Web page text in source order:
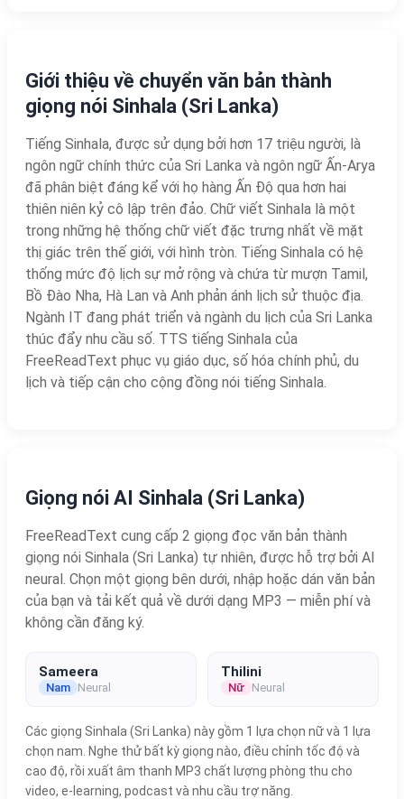
Giới thiệu về chuyển văn bản thành
giọng nói Sinhala (Sri Lanka)
Tiếng Sinhala, được sử dụng bởi hơn 17 triệu người, là
ngôn ngữ chính thức của Sri Lanka và ngôn ngữ Ấn-Arya
đã phân biệt đáng kể với họ hàng Ấn Độ qua hơn hai
thiên niên kỷ cô lập trên đảo. Chữ viết Sinhala là một
trong những hệ thống chữ viết đặc trưng nhất về mặt
thị giác trên thế giới, với hình tròn. Tiếng Sinhala có hệ
thống mức độ lịch sự mở rộng và chứa từ mượn Tamil,
Bồ Đào Nha, Hà Lan và Anh phản ánh lịch sử thuộc địa.
Ngành IT đang phát triển và ngành du lịch của Sri Lanka
thúc đẩy nhu cầu số. TTS tiếng Sinhala của
FreeReadText phục vụ giáo dục, số hóa chính phủ, du
lịch và tiếp cận cho cộng đồng nói tiếng Sinhala.
Giọng nói AI Sinhala (Sri Lanka)
FreeReadText cung cấp 2 giọng đọc văn bản thành
giọng nói Sinhala (Sri Lanka) tự nhiên, được hỗ trợ bởi AI
neural. Chọn một giọng bên dưới, nhập hoặc dán văn bản
của bạn và tải kết quả về dưới dạng MP3 — miễn phí và
không cần đăng ký.
Sameera
Nam Neural
Thilini
Nữ Neural
Các giọng Sinhala (Sri Lanka) này gồm 1 lựa chọn nữ và 1 lựa
chọn nam. Nghe thử bất kỳ giọng nào, điều chỉnh tốc độ và
cao độ, rồi xuất âm thanh MP3 chất lượng phòng thu cho
video, e-learning, podcast và nhu cầu trợ năng.